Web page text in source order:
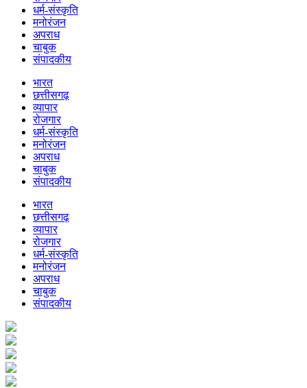
धर्म-संस्कृति
मनोरंजन
अपराध
चाबुक
संपादकीय
भारत
छत्तीसगढ़
व्यापार
रोजगार
धर्म-संस्कृति
मनोरंजन
अपराध
चाबुक
संपादकीय
भारत
छत्तीसगढ़
व्यापार
रोजगार
धर्म-संस्कृति
मनोरंजन
अपराध
चाबुक
संपादकीय